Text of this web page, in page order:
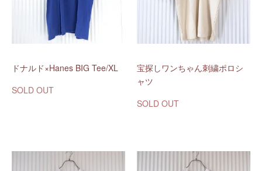
ドナルド×Hanes BIG Tee/XL
SOLD OUT
宝探しワンちゃん刺繍ポロシ
ャツ
SOLD OUT